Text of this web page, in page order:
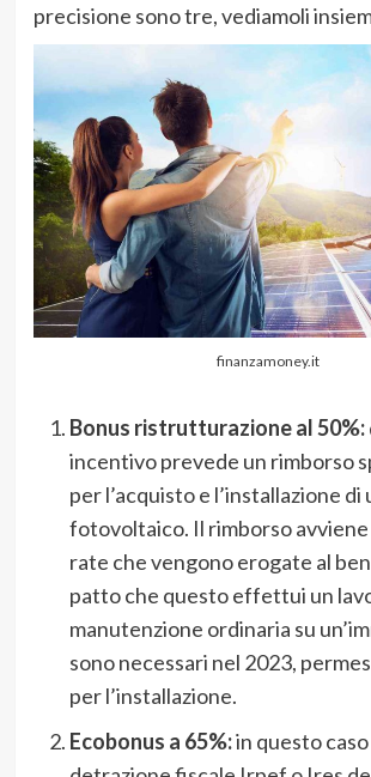
precisione sono tre, vediamoli
finanzamoney.it
Bonus ristrutturazione al 50%:
incentivo prevede un rimborso
per l’acquisto e l’installazione di
fotovoltaico. Il rimborso
rate che vengono erogate al
patto che questo effettui un
manutenzione ordinaria su
sono necessari nel 2023,
per l’installazione.
Ecobonus a 65%:in questo